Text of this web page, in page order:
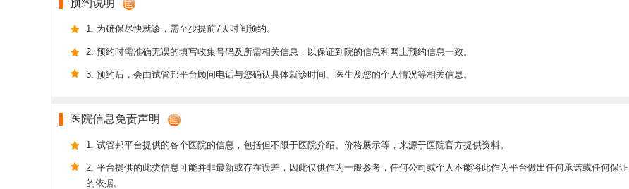
预约说明
1. 为确保尽快就诊，需至少提前7天时间预约。
2. 预约时需准确无误的填写收集号码及所需相关信息，以保证到院的信息和网上预约信息一致。
3. 预约后，会由试管邦平台顾问电话与您确认具体就诊时间、医生及您的个人情况等相关信息。
医院信息免责声明
1. 试管邦平台提供的各个医院的信息，包括但不限于医院介绍、价格展示等，来源于医院官方提供资料。
2. 平台提供的此类信息可能并非最新或存在误差，因此仅供作为一般参考，任何公司或个人不能将此作为平台做出任何承诺或任何保证
的依据。